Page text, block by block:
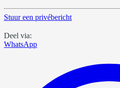
Stuur een privébericht
Deel via:
WhatsApp